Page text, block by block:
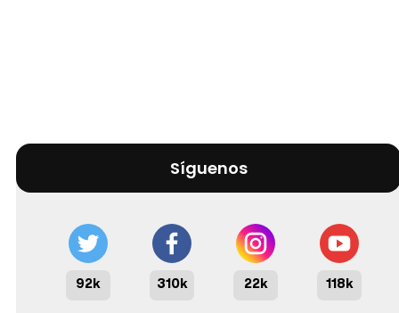
Síguenos
92k 310k 22k 118k